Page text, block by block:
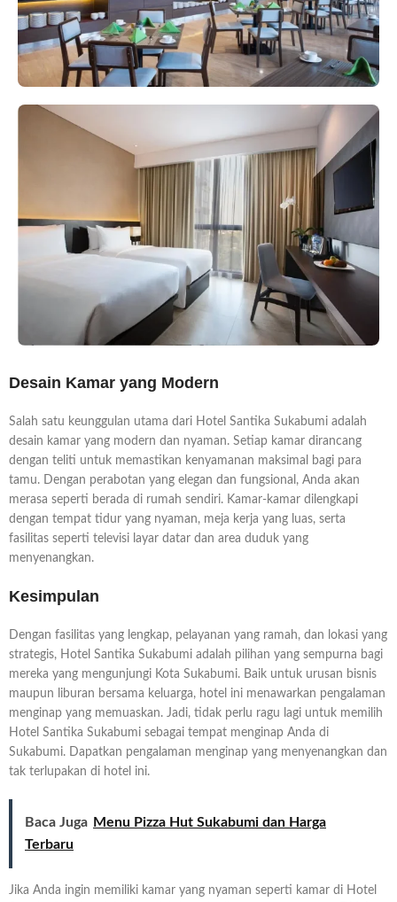
Desain Kamar yang Modern
Salah satu keunggulan utama dari Hotel Santika Sukabumi adalah
desain kamar yang modern dan nyaman. Setiap kamar dirancang
dengan teliti untuk memastikan kenyamanan maksimal bagi para
tamu. Dengan perabotan yang elegan dan fungsional, Anda akan
merasa seperti berada di rumah sendiri. Kamar-kamar dilengkapi
dengan tempat tidur yang nyaman, meja kerja yang luas, serta
fasilitas seperti televisi layar datar dan area duduk yang
menyenangkan.
Kesimpulan
Dengan fasilitas yang lengkap, pelayanan yang ramah, dan lokasi yang
strategis, Hotel Santika Sukabumi adalah pilihan yang sempurna bagi
mereka yang mengunjungi Kota Sukabumi. Baik untuk urusan bisnis
maupun liburan bersama keluarga, hotel ini menawarkan pengalaman
menginap yang memuaskan. Jadi, tidak perlu ragu lagi untuk memilih
Hotel Santika Sukabumi sebagai tempat menginap Anda di
Sukabumi. Dapatkan pengalaman menginap yang menyenangkan dan
tak terlupakan di hotel ini.
Baca Juga Menu Pizza Hut Sukabumi dan Harga
Terbaru
Jika Anda ingin memiliki kamar yang nyaman seperti kamar di Hotel